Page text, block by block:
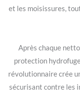
et les moisissures,
Après chaque
protection
révolutionnaire crée
sécurisant contre les